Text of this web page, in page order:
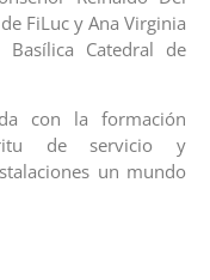
FiLuc y Ana Virginia
Catedral de
con la formación
de servicio y
un mundo